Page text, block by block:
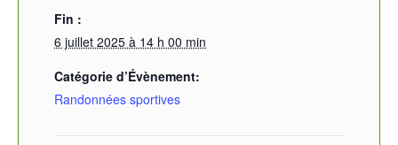
Fin :
6 juillet 2025 à 14 h 00 min
Catégorie d’Évènement:
Randonnées sportives